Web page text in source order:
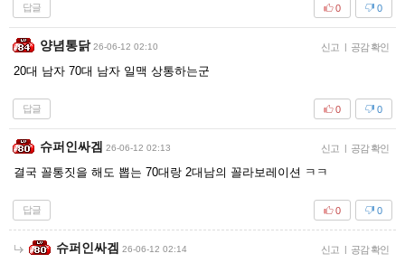
답글 0
0
양념통닭 26-06-12 02:10 신고 | 공감 확인
20대 남자 70대 남자 일맥 상통하는군
답글 0
0
슈퍼인싸겜 26-06-12 02:13 신고 | 공감 확인
결국 꼴통짓을 해도 뽑는 70대랑 2대남의 꼴라보레이션 ㅋㅋ
답글 0
0
슈퍼인싸겜 26-06-12 02:14 신고 | 공감 확인